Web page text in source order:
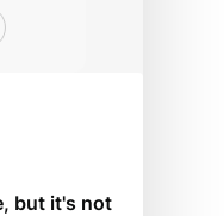
but it's not